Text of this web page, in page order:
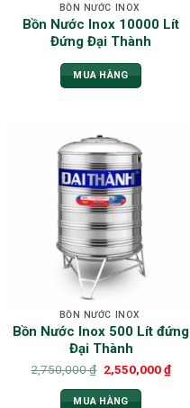
BỒN NƯỚC INOX
Bồn Nước Inox 10000 Lít
Đứng Đại Thành
MUA HÀNG
BỒN NƯỚC INOX
Bồn Nước Inox 500 Lít đứng
Đại Thành
2,750,000₫ 2,550,000₫
MUA HÀNG